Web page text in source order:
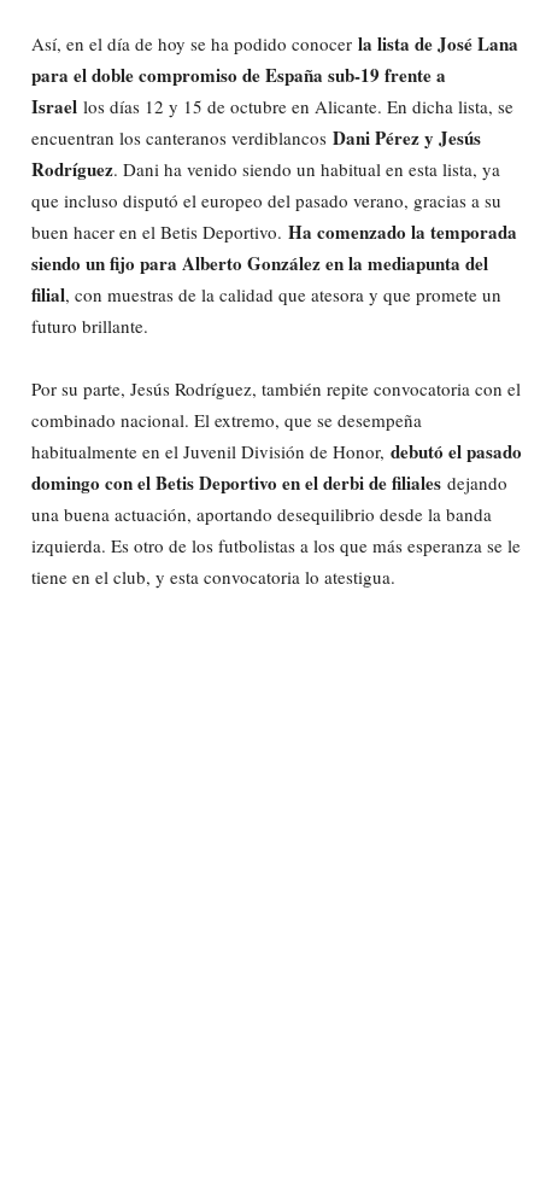
Así, en el día de hoy se ha podido conocer la lista de José Lana
para el doble compromiso de España sub-19 frente a
Israel los días 12 y 15 de octubre en Alicante. En dicha lista, se
encuentran los canteranos verdiblancos Dani Pérez y Jesús
Rodríguez. Dani ha venido siendo un habitual en esta lista, ya
que incluso disputó el europeo del pasado verano, gracias a su
buen hacer en el Betis Deportivo. Ha comenzado la temporada
siendo un fijo para Alberto González en la mediapunta del
filial, con muestras de la calidad que atesora y que promete un
futuro brillante.
Por su parte, Jesús Rodríguez, también repite convocatoria con el
combinado nacional. El extremo, que se desempeña
habitualmente en el Juvenil División de Honor, debutó el pasado
domingo con el Betis Deportivo en el derbi de filiales dejando
una buena actuación, aportando desequilibrio desde la banda
izquierda. Es otro de los futbolistas a los que más esperanza se le
tiene en el club, y esta convocatoria lo atestigua.